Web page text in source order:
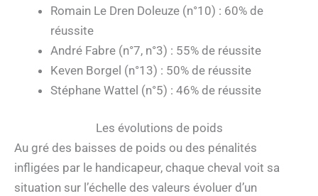
Romain Le Dren Doleuze (n°10) : 60% de
réussite
André Fabre (n°7, n°3) : 55% de réussite
Keven Borgel (n°13) : 50% de réussite
Stéphane Wattel (n°5) : 46% de réussite
Les évolutions de poids
Au gré des baisses de poids ou des pénalités
infligées par le handicapeur, chaque cheval voit sa
situation sur l’échelle des valeurs évoluer d’un